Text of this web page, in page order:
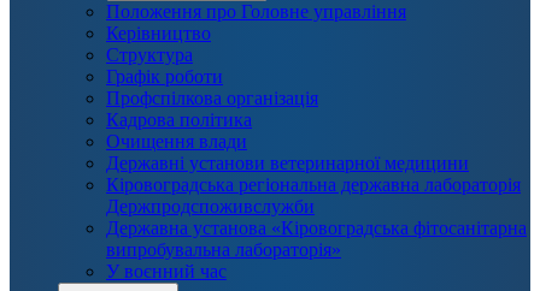
Положення про Головне управління
Керівництво
Структура
Графік роботи
Профспілкова організація
Кадрова політика
Очищення влади
Державні установи ветеринарної медицини
Кіровоградська регіональна державна лабораторія
Держпродспоживслужби
Державна установа «Кіровоградська фітосанітарна
випробувальна лабораторія»
У воєнний час